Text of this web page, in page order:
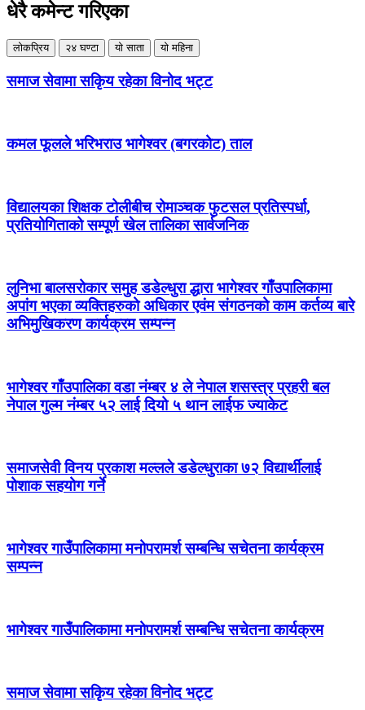
धेरै कमेन्ट गरिएका
लोकप्रिय २४ घण्टा यो साता यो महिना
समाज सेवामा सकिृय रहेका विनोद भट्ट
कमल फूलले भरिभराउ भागेश्वर (बगरकोट) ताल
विद्यालयका शिक्षक टोलीबीच रोमाञ्चक फुटसल प्रतिस्पर्धा,
प्रतियोगिताको सम्पूर्ण खेल तालिका सार्वजनिक
लुनिभा बालसरोकार समुह डडेल्धुरा द्धारा भागेश्वर गाँउपालिकामा
अपांग भएका व्यक्तिहरुको अधिकार एवंम संगठनको काम कर्तव्य बारे
अभिमुखिकरण कार्यक्रम सम्पन्न
भागेश्वर गाँउपालिका वडा नंम्बर ४ ले नेपाल शसस्त्र प्रहरी बल
नेपाल गुल्म नंम्बर ५२ लाई दियो ५ थान लाईफ ज्याकेट
समाजसेवी विनय प्रकाश मल्लले डडेल्धुराका ७२ विद्यार्थीलाई
पोशाक सहयोग गर्ने
भागेश्वर गाउँपालिकामा मनोपरामर्श सम्बन्धि सचेतना कार्यक्रम
सम्पन्न
भागेश्वर गाउँपालिकामा मनोपरामर्श सम्बन्धि सचेतना कार्यक्रम
समाज सेवामा सकिृय रहेका विनोद भट्ट